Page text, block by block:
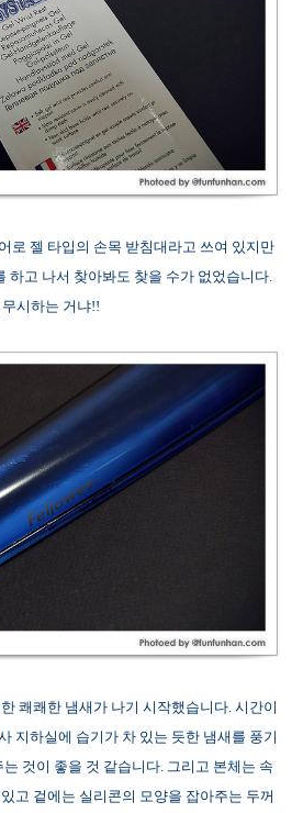
로 젤 타입의 손목 받침대라고 쓰여 있지만
하고 나서 찾아봐도 찾을 수가 없었습니다.
시하는 거냐!!
쾌쾌한 냄새가 나기 시작했습니다. 시간이
지하실에 습기가 차 있는 듯한 냄새를 풍기
것이 좋을 것 같습니다. 그리고 본체는 속
고 겉에는 실리콘의 모양을 잡아주는 두꺼